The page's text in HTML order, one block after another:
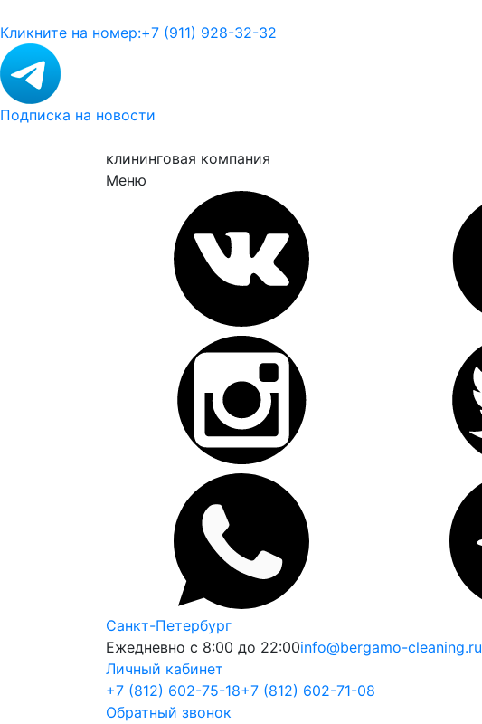
Кликните на номер:+7 (911) 928-32-32
Подписка на новости
клининговая компания
Меню
Санкт-Петербург
Ежедневно с 8:00 до 22:00info@bergamo-cleaning.ru
Личный кабинет
+7 (812) 602-75-18+7 (812) 602-71-08
Обратный звонок